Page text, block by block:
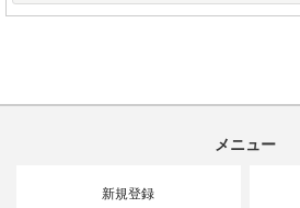
メニュー
新規登録